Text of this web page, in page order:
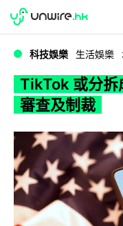
WWDC 2026
科技娛樂 生活娛樂
TikTok 或分拆
審查及制裁